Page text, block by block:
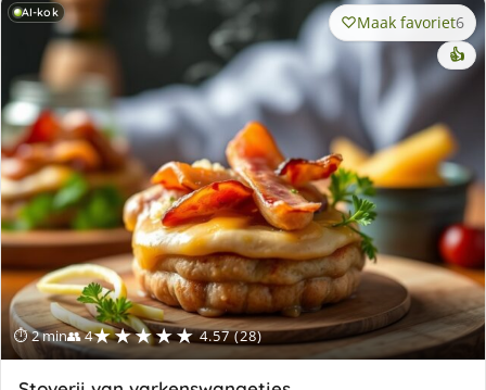
AI-kok
⏱ 2 min👥 4★★★★★ 4.57 (28)
Maak favoriet6
👍